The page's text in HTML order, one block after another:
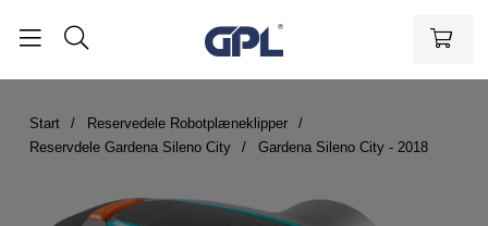
Start
Reservedele Robotplæneklipper
Reservdele Gardena Sileno City
Gardena Sileno City - 2018